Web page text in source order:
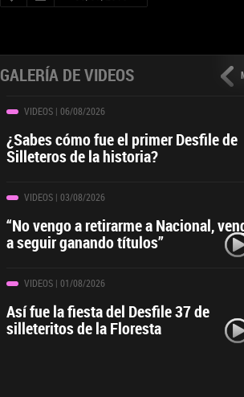
GALERÍA DE VIDEOS
VIDEOS| 06/08/2026
¿Sabes cómo fue el primer Desfile de
Silleteros de la historia?
VIDEOS| 03/08/2026
“No vengo a retirarme a Nacional,
a seguir ganando títulos”
VIDEOS| 01/08/2026
Así fue la fiesta del Desfile 37 de
silleteritos de la Floresta